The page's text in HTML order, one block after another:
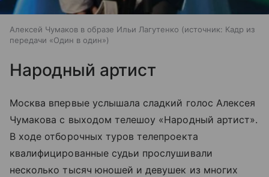
Алексей Чумаков в образе Ильи Лагутенко источник: Кадр из
передачи «Один в один»
Народный артист
Москва впервые услышала сладкий голос Алексея
Чумакова с выходом телешоу «Народный артист».
В ходе отборочных туров телепроекта
квалифицированные судьи прослушивали
несколько тысяч юношей и девушек из многих